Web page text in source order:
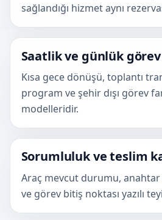
sağlandığı hizmet aynı
Saatlik ve günlük görev
Kısa gece dönüşü, toplantı
program ve şehir dışı görev
modelleridir.
Sorumluluk ve teslim
Araç mevcut durumu, anahtar
ve görev bitiş noktası yazılı